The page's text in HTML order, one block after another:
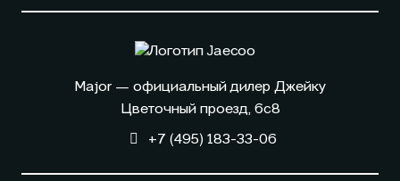
Major — официальный дилер Джейку
Цветочный проезд, 6с8
+7 (495) 183-33-06